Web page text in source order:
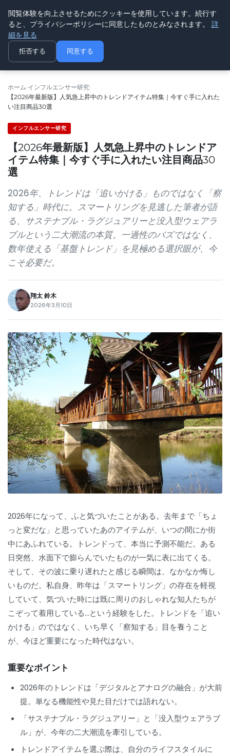
ninki
人気トレンド
ホーム インフルエンサー研究
【2026年最新版】人気急上昇中のトレンドアイテム特集｜今すぐ手に入れた
い注目商品30選
インフルエンサー研究
【2026年最新版】人気急上昇中のトレンドア
イテム特集｜今すぐ手に入れたい注目商品30
選
2026年、トレンドは「追いかける」ものではなく「察
知する」時代に。スマートリングを見逃した筆者が語
る、サステナブル・ラグジュアリーと没入型ウェアラ
ブルという二大潮流の本質。一過性のバズではなく、
数年使える「基盤トレンド」を見極める選択眼が、今
こそ必要だ。
翔太 鈴木
2026年3月10日
2026年になって、ふと気づいたことがある。去年まで「ちょ
っと変だな」と思っていたあのアイテムが、いつの間にか街
中にあふれている。トレンドって、本当に予測不能だ。ある
日突然、水面下で膨らんでいたものが一気に表に出てくる。
そして、その波に乗り遅れたと感じる瞬間は、なかなか悔し
いものだ。私自身、昨年は「スマートリング」の存在を軽視
していて、気づいた時には既に周りのおしゃれな知人たちが
こぞって着用している…という経験をした。トレンドを「追い
かける」のではなく、いち早く「察知する」目を養うこと
が、今ほど重要になった時代はない。
重要なポイント
2026年のトレンドは「デジタルとアナログの融合」が大前
提。単なる機能性や見た目だけでは語れない。
「サステナブル・ラグジュアリー」と「没入型ウェアラブ
ル」が、今年の二大潮流を牽引している。
トレンドアイテムを選ぶ際は、自分のライフスタイルに
閲覧体験を向上させるためにクッキーを使用しています。続行す
ると、プライバシーポリシーに同意したものとみなされます。 詳
細を見る
拒否する 同意する